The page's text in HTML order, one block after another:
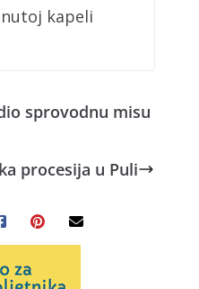
kapeli
sprovodnu misu
procesija u Puli